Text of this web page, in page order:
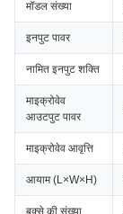
मॉडल संख्या
इनपुट पावर
नामित इनपुट शक्ति
माइक्रोवेव
आउटपुट पावर
माइक्रोवेव आवृत्ति
आयाम (L×W×H)
बक्से की संख्या